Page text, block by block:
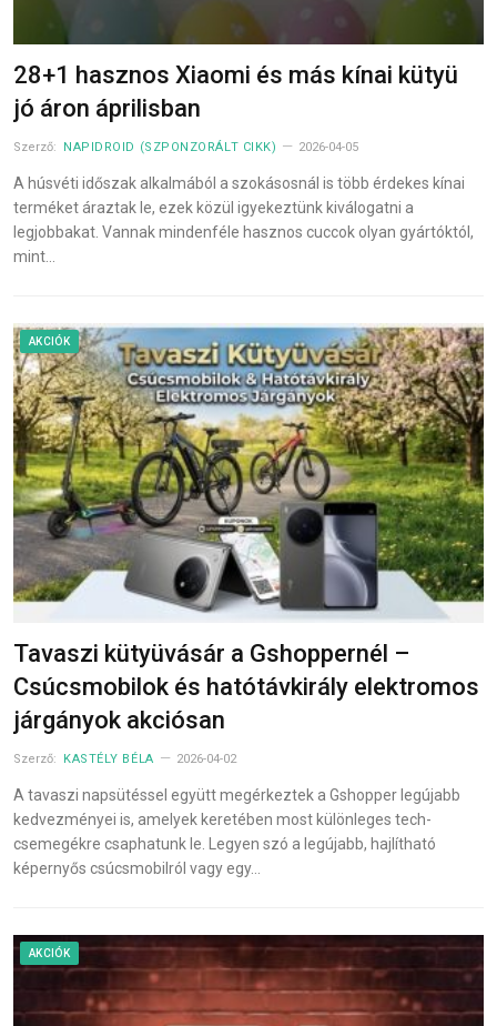
28+1 hasznos Xiaomi és más kínai kütyü
jó áron áprilisban
Szerző: NAPIDROID (SZPONZORÁLT CIKK) 2026-04-05
A húsvéti időszak alkalmából a szokásosnál is több érdekes kínai
terméket áraztak le, ezek közül igyekeztünk kiválogatni a
legjobbakat. Vannak mindenféle hasznos cuccok olyan gyártóktól,
mint…
AKCIÓK
Tavaszi kütyüvásár a Gshoppernél –
Csúcsmobilok és hatótávkirály elektromos
járgányok akciósan
Szerző: KASTÉLY BÉLA 2026-04-02
A tavaszi napsütéssel együtt megérkeztek a Gshopper legújabb
kedvezményei is, amelyek keretében most különleges tech-
csemegékre csaphatunk le. Legyen szó a legújabb, hajlítható
képernyős csúcsmobilról vagy egy…
AKCIÓK